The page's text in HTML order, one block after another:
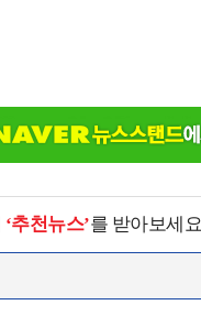
‘추천뉴스’를 받아보세